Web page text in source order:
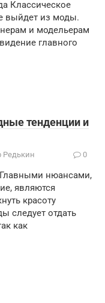
Классическое
выйдет из моды.
и модельерам
главного
тенденции и
Редькин 0
нюансами,
являются
красоту
следует отдать
как